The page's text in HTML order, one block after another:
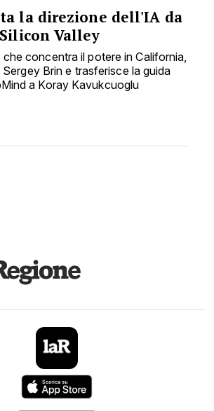
la direzione dell'IA da
Valley
concentra il potere in California,
Brin e trasferisce la guida
a Koray Kavukcuoglu